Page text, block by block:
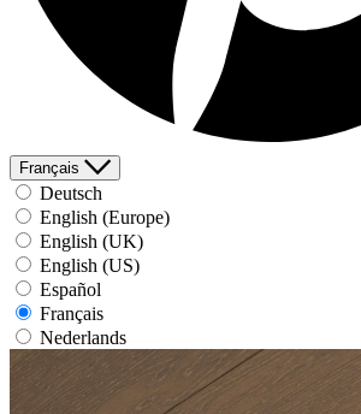
Français
Deutsch
English (Europe)
English (UK)
English (US)
Español
Français
Nederlands